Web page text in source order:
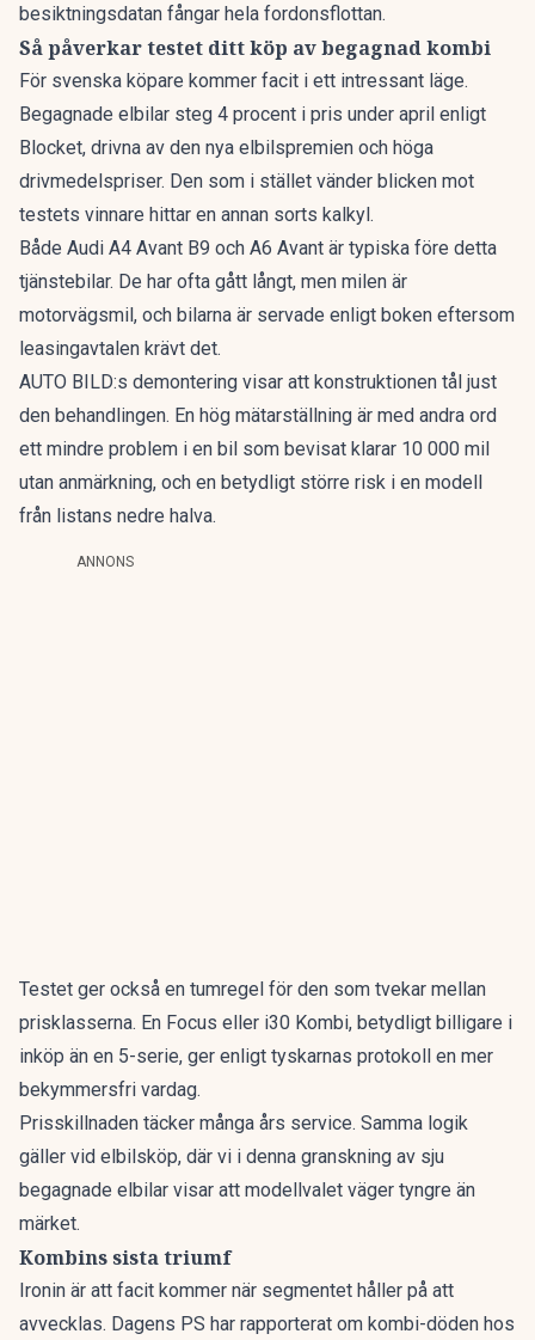
besiktningsdatan fångar hela fordonsflottan.
Så påverkar testet ditt köp av begagnad kombi
För svenska köpare kommer facit i ett intressant läge.
Begagnade elbilar steg 4 procent i pris under april enligt
Blocket, drivna av den nya elbilspremien och höga
drivmedelspriser. Den som i stället vänder blicken mot
testets vinnare hittar en annan sorts kalkyl.
Både Audi A4 Avant B9 och A6 Avant är typiska före detta
tjänstebilar. De har ofta gått långt, men milen är
motorvägsmil, och bilarna är servade enligt boken eftersom
leasingavtalen krävt det.
AUTO BILD:s demontering visar att konstruktionen tål just
den behandlingen. En hög mätarställning är med andra ord
ett mindre problem i en bil som bevisat klarar 10 000 mil
utan anmärkning, och en betydligt större risk i en modell
från listans nedre halva.
ANNONS
Testet ger också en tumregel för den som tvekar mellan
prisklasserna. En Focus eller i30 Kombi, betydligt billigare i
inköp än en 5-serie, ger enligt tyskarnas protokoll en mer
bekymmersfri vardag.
Prisskillnaden täcker många års service. Samma logik
gäller vid elbilsköp, där vi i denna granskning av sju
begagnade elbilar visar att modellvalet väger tyngre än
märket.
Kombins sista triumf
Ironin är att facit kommer när segmentet håller på att
avvecklas. Dagens PS har rapporterat om kombi-döden hos